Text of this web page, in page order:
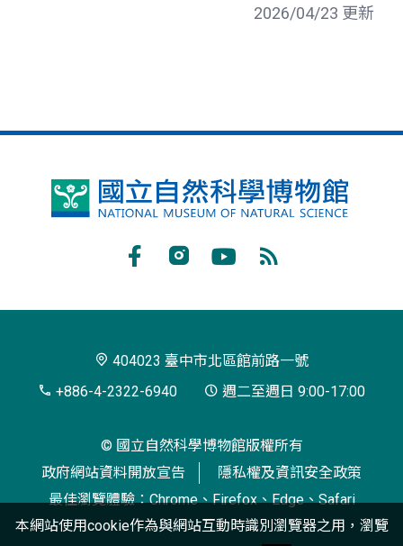
2026/04/23 更新
國
博
閱
404023 臺中市北區館前路一號
+886-4-2322-6940
週二至週日 9:00-17:00
© 國立自然科學博物館版權所有
政府網站資料開放宣告
隱私權及資訊安全政策
最佳瀏覽體驗：Chrome、Firefox、Edge、Safari
本網站使用cookie作為與網站互動時識別瀏覽器之用，瀏覽